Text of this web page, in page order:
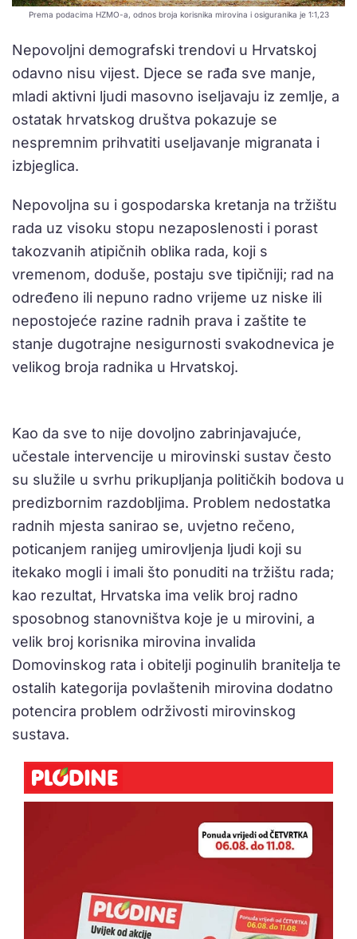
Prema podacima HZMO-a, odnos broja korisnika mirovina i osiguranika je 1:1,23
Nepovoljni demografski trendovi u Hrvatskoj
odavno nisu vijest. Djece se rađa sve manje,
mladi aktivni ljudi masovno iseljavaju iz zemlje, a
ostatak hrvatskog društva pokazuje se
nespremnim prihvatiti useljavanje migranata i
izbjeglica.
Nepovoljna su i gospodarska kretanja na tržištu
rada uz visoku stopu nezaposlenosti i porast
takozvanih atipičnih oblika rada, koji s
vremenom, doduše, postaju sve tipičniji; rad na
određeno ili nepuno radno vrijeme uz niske ili
nepostojeće razine radnih prava i zaštite te
stanje dugotrajne nesigurnosti svakodnevica je
velikog broja radnika u Hrvatskoj.
Kao da sve to nije dovoljno zabrinjavajuće,
učestale intervencije u mirovinski sustav često
su služile u svrhu prikupljanja političkih bodova u
predizbornim razdobljima. Problem nedostatka
radnih mjesta sanirao se, uvjetno rečeno,
poticanjem ranijeg umirovljenja ljudi koji su
itekako mogli i imali što ponuditi na tržištu rada;
kao rezultat, Hrvatska ima velik broj radno
sposobnog stanovništva koje je u mirovini, a
velik broj korisnika mirovina invalida
Domovinskog rata i obitelji poginulih branitelja te
ostalih kategorija povlaštenih mirovina dodatno
potencira problem održivosti mirovinskog
sustava.